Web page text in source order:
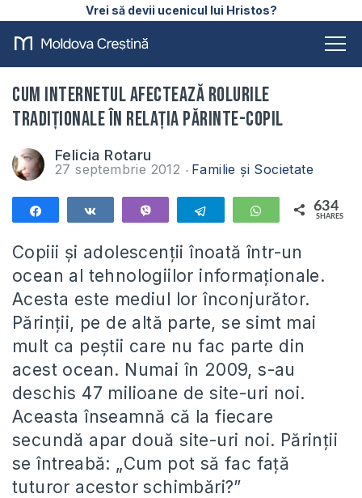
Vrei să devii ucenicul lui Hristos?
Cum Internetul afectează rolurile
tradiționale în relația părinte-copil
Felicia Rotaru
27 septembrie 2012 Familie și Societate
Telegram WhatsApp
634
SHARES
Copiii și adolescenții înoată într-un
ocean al tehnologiilor informaționale.
Acesta este mediul lor înconjurător.
Părinții, pe de altă parte, se simt mai
mult ca peștii care nu fac parte din
acest ocean. Numai în 2009, s-au
deschis 47 milioane de site-uri noi.
Aceasta înseamnă că la fiecare
secundă apar două site-uri noi. Părinții
se întreabă: „Cum pot să fac față
tuturor acestor schimbări?”